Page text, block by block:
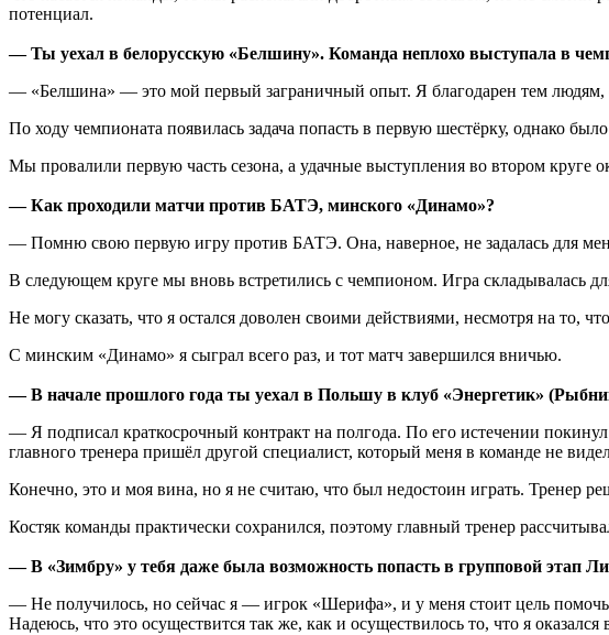
потенциал.
— Ты уехал в белорусскую «Белшину». Команда неплохо выступала в
— «Белшина» — это мой первый заграничный опыт. Я благодарен тем
По ходу чемпионата появилась задача попасть в первую шестёрку, однако
Мы провалили первую часть сезона, а удачные выступления во втором круге
— Как проходили матчи против БАТЭ, минского «Динамо»?
— Помню свою первую игру против БАТЭ. Она, наверное, не задалась для
В следующем круге мы вновь встретились с чемпионом. Игра складывалась
Не могу сказать, что я остался доволен своими действиями, несмотря на то,
С минским «Динамо» я сыграл всего раз, и тот матч завершился вничью.
— В начале прошлого года ты уехал в Польшу в клуб «Энергетик»
— Я подписал краткосрочный контракт на полгода. По его истечении
главного тренера пришёл другой специалист, который меня в команде не
Конечно, это и моя вина, но я не считаю, что был недостоин играть. Тренер
Костяк команды практически сохранился, поэтому главный тренер
— В «Зимбру» у тебя даже была возможность попасть в групповой этап
— Не получилось, но сейчас я — игрок «Шерифа», и у меня стоит цель помочь
Надеюсь, что это осуществится так же, как и осуществилось то, что я